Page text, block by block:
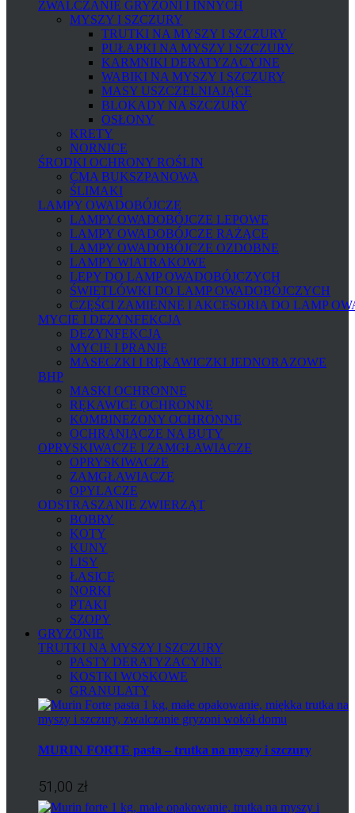
ZWALCZANIE GRYZONI I INNYCH
MYSZY I SZCZURY
TRUTKI NA MYSZY I SZCZURY
PUŁAPKI NA MYSZY I SZCZURY
KARMNIKI DERATYZACYJNE
WABIKI NA MYSZY I SZCZURY
MASY USZCZELNIAJĄCE
BLOKADY NA SZCZURY
OSŁONY
KRETY
NORNICE
ŚRODKI OCHRONY ROŚLIN
ĆMA BUKSZPANOWA
ŚLIMAKI
LAMPY OWADOBÓJCZE
LAMPY OWADOBÓJCZE LEPOWE
LAMPY OWADOBÓJCZE RAŻĄCE
LAMPY OWADOBÓJCZE OZDOBNE
LAMPY WIATRAKOWE
LEPY DO LAMP OWADOBÓJCZYCH
ŚWIETLÓWKI DO LAMP OWADOBÓJCZYCH
CZĘŚCI ZAMIENNE I AKCESORIA DO LAMP
MYCIE I DEZYNFEKCJA
DEZYNFEKCJA
MYCIE I PRANIE
MASECZKI I RĘKAWICZKI JEDNORAZOWE
BHP
MASKI OCHRONNE
RĘKAWICE OCHRONNE
KOMBINEZONY OCHRONNE
OCHRANIACZE NA BUTY
OPRYSKIWACZE I ZAMGŁAWIACZE
OPRYSKIWACZE
ZAMGŁAWIACZE
OPYLACZE
ODSTRASZANIE ZWIERZĄT
BOBRY
KOTY
KUNY
LISY
ŁASICE
NORKI
PTAKI
SZOPY
GRYZONIE
TRUTKI NA MYSZY I SZCZURY
PASTY DERATYZACYJNE
KOSTKI WOSKOWE
GRANULATY
MURIN FORTE pasta – trutka na myszy i szczury
51,00 zł